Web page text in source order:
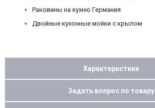
Раковины на кухню Германия
Двойные кухонные мойки с крылом
Характеристики
Задать вопрос по товару